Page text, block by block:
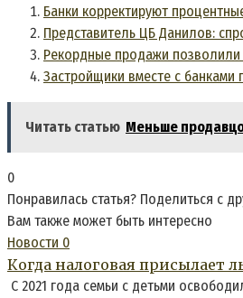
Банки корректируют
Представитель ЦБ Данилов:
Рекордные продажи
Застройщики вместе с
Читать статью Меньше
0
Понравилась статья? Поделиться с
Вам также может быть интересно
Новости 0
Когда налоговая присылает
С 2021 года семьи с детьми